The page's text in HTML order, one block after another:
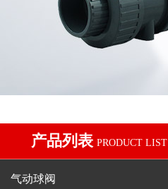
产品列表 PRODUCT LIST
气动球阀